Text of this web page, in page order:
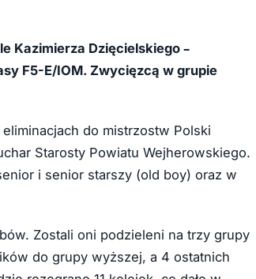
Kazimierza Dzięcielskiego –
F5-E/IOM. Zwycięzcą w grupie
do mistrzostw Polski
Starosty Powiatu Wejherowskiego.
i senior starszy (old boy) oraz w
Zostali oni podzieleni na trzy grupy
do grupy wyższej, a 4 ostatnich